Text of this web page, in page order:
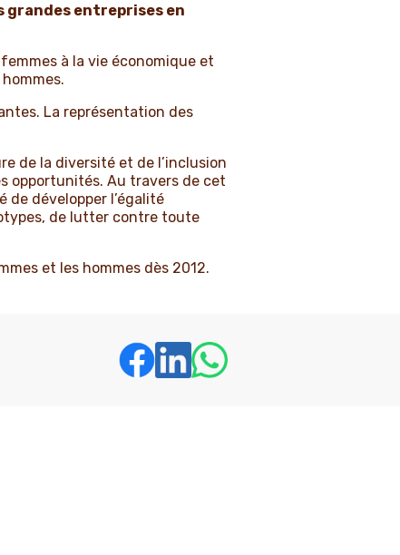
grandes entreprises en
à la vie économique et
La représentation des
de la diversité et de l’inclusion
opportunités. Au travers de cet
développer l’égalité
de lutter contre toute
et les hommes dès 2012.